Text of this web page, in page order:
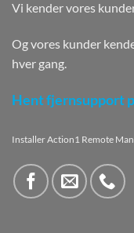
Vi kender vores
Og vores kunder
hver gang.
Hent fjernsupport
Installer Action1 Remote